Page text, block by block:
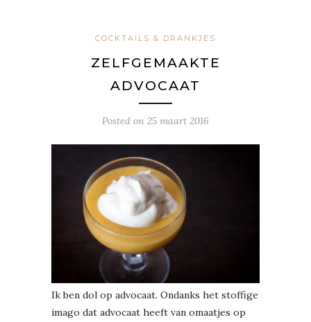
COCKTAILS & DRANKJES
ZELFGEMAAKTE
ADVOCAAT
Posted on 25 maart 2016
Ik ben dol op advocaat. Ondanks het stoffige
imago dat advocaat heeft van omaatjes op